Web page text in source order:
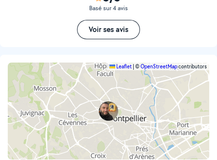
Basé sur 4 avis
Voir ses avis
Leaflet ©OpenStreetMapcontributors